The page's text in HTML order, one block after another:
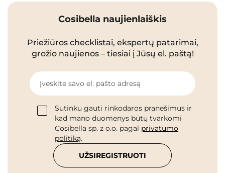
Cosibella naujienlaiškis
Priežiūros checklistai, ekspertų patarimai,
grožio naujienos – tiesiai į Jūsų el. paštą!
Įveskite savo el. pašto adresą
Sutinku gauti rinkodaros pranešimus ir
kad mano duomenys būtų tvarkomi
Cosibella sp. z o.o. pagal privatumo
politiką.
UŽSIREGISTRUOTI